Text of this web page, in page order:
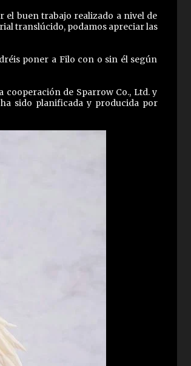
el buen trabajo realizado a nivel de
translúcido, podamos apreciar las
poner a Filo con o sin él según
cooperación de Sparrow Co., Ltd. y
sido planificada y producida por